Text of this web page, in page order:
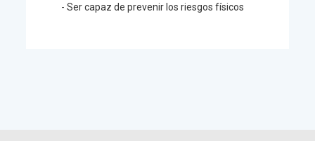
- Ser capaz de prevenir los riesgos físicos